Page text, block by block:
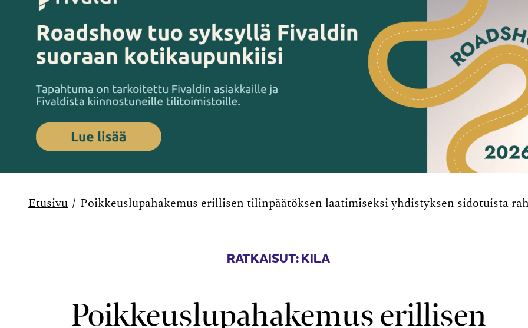
Etusivu Poikkeuslupahakemus erillisen tilinpäätöksen laatimiseksi yhdistyksen sidotuista
RATKAISUT: KILA
Poikkeuslupahakemus erillisen